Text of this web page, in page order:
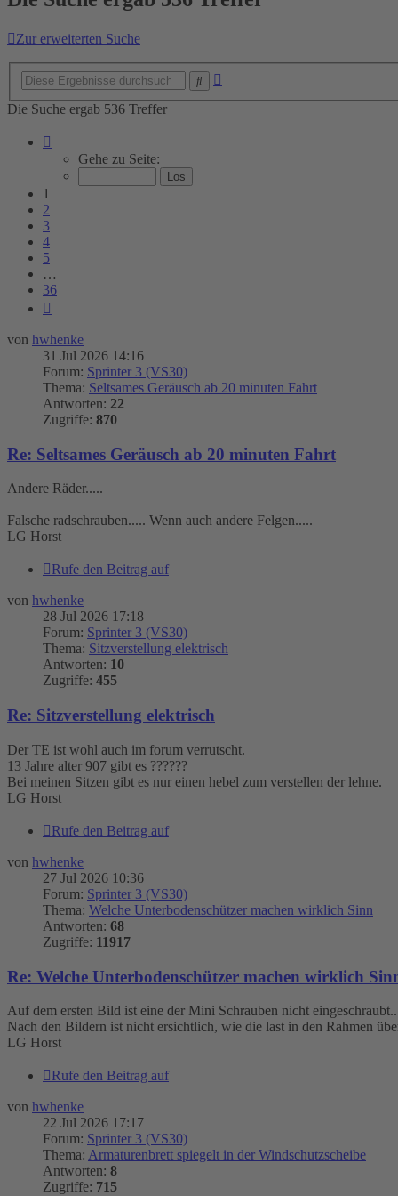
Zur erweiterten Suche
Die Suche ergab 536 Treffer
von
Gehe zu Seite:
1
2
3
4
5
…
36
von hwhenke
31 Jul 2026 14:16
Forum: Sprinter 3 (VS30)
Thema: Seltsames Geräusch ab 20 minuten Fahrt
Antworten: 22
Zugriffe: 870
Re: Seltsames Geräusch ab 20 minuten Fahrt
Andere Räder.....
Falsche radschrauben..... Wenn auch andere Felgen.....
LG Horst
Rufe den Beitrag auf
von hwhenke
28 Jul 2026 17:18
Forum: Sprinter 3 (VS30)
Thema: Sitzverstellung elektrisch
Antworten: 10
Zugriffe: 455
Re: Sitzverstellung elektrisch
Der TE ist wohl auch im forum verrutscht.
13 Jahre alter 907 gibt es ??????
Bei meinen Sitzen gibt es nur einen hebel zum verstellen der lehne.
LG Horst
Rufe den Beitrag auf
von hwhenke
27 Jul 2026 10:36
Forum: Sprinter 3 (VS30)
Thema: Welche Unterbodenschützer machen wirklich Sinn
Antworten: 68
Zugriffe: 11917
Re: Welche Unterbodenschützer machen wirklich
Auf dem ersten Bild ist eine der Mini Schrauben nicht
Nach den Bildern ist nicht ersichtlich, wie die last in den Rahmen
LG Horst
Rufe den Beitrag auf
von hwhenke
22 Jul 2026 17:17
Forum: Sprinter 3 (VS30)
Thema: Armaturenbrett spiegelt in der Windschutzscheibe
Antworten: 8
Zugriffe: 715